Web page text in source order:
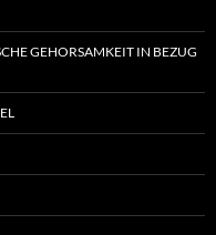
GEHORSAMKEIT IN BEZUG